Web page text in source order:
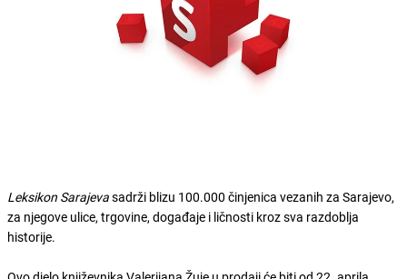
Leksikon Sarajevasadrži blizu 100.000 činjenica vezanih za Sarajevo,
za njegove ulice, trgovine, događaje i ličnosti kroz sva razdoblja
historije.